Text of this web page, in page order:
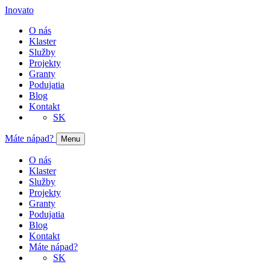
Inovato
O nás
Klaster
Služby
Projekty
Granty
Podujatia
Blog
Kontakt
SK
Máte nápad? Menu
O nás
Klaster
Služby
Projekty
Granty
Podujatia
Blog
Kontakt
Máte nápad?
SK